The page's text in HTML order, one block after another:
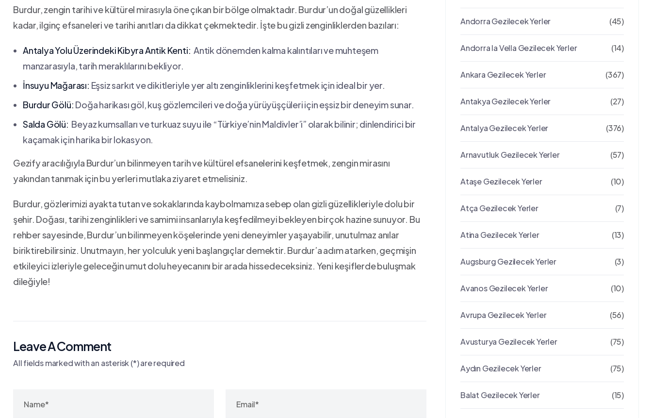
Burdur,⁤ zengin tarihi ve kültürel mirasıyla ​öne çıkan bir bölge olmaktadır. ⁣Burdur’un doğal güzellikleri
kadar,⁣ ilginç efsaneleri⁣ ve tarihi anıtları da dikkat çekmektedir. ⁢İşte bu⁣ gizli⁣ zenginliklerden bazıları:
Antalya Yolu Üzerindeki ‌Kibyra Antik Kenti: ​ Antik dönemden ‍kalma kalıntıları ve⁣ muhteşem
manzarasıyla, ‌tarih meraklılarını‍ bekliyor.
İnsuyu Mağarası: Eşsiz‍ sarkıt ve dikitleriyle yer altı⁤ zenginliklerini keşfetmek için ideal bir yer.
Burdur ⁢Gölü: Doğa harikası göl, ‌kuş gözlemcileri ⁣ve doğa yürüyüşçüleri ​için‌ eşsiz ‌bir deneyim sunar.
Salda Gölü: ‍ Beyaz kumsalları ve turkuaz suyu ile “Türkiye’nin Maldivler’i” ⁣olarak bilinir; ⁣dinlendirici bir
kaçamak için harika ‌bir ⁤lokasyon.
Gezify ⁢aracılığıyla ⁣Burdur’un ‌bilinmeyen‍ tarih ve kültürel⁢ efsanelerini keşfetmek,‌ zengin mirasını
yakından tanımak için ⁤bu yerleri mutlaka⁣ ziyaret etmelisiniz.
Burdur, gözlerimizi⁤ ayakta ‍tutan ​ve‌ sokaklarında⁣ kaybolmamıza sebep⁢ olan gizli⁢ güzellikleriyle ‍dolu bir
⁤şehir. Doğası, tarihi zenginlikleri ve⁣ samimi insanlarıyla keşfedilmeyi bekleyen birçok hazine sunuyor. Bu
rehber ‌sayesinde, Burdur’un bilinmeyen ‌köşelerinde⁤ yeni deneyimler yaşayabilir, unutulmaz anılar
biriktirebilirsiniz.​ Unutmayın,​ her⁢ yolculuk yeni başlangıçlar demektir. Burdur’a⁢ adım atarken,⁤ geçmişin
⁤etkileyici izleriyle⁤ geleceğin umut ‌dolu ⁤heyecanını bir arada hissedeceksiniz. Yeni keşiflerde buluşmak
dileğiyle!
Leave A Comment
All fields marked with an asterisk (*) are required
Andorra Gezilecek Yerler (45)
Andorra la Vella Gezilecek Yerler (14)
Ankara Gezilecek Yerler (367)
Antakya Gezilecek Yerler (27)
Antalya Gezilecek Yerler (376)
Arnavutluk Gezilecek Yerler (57)
Ataşe Gezilecek Yerler (10)
Atça Gezilecek Yerler (7)
Atina Gezilecek Yerler (13)
Augsburg Gezilecek Yerler (3)
Avanos Gezilecek Yerler (10)
Avrupa Gezilecek Yerler (56)
Avusturya Gezilecek Yerler (75)
Aydın Gezilecek Yerler (75)
Balat Gezilecek Yerler (15)